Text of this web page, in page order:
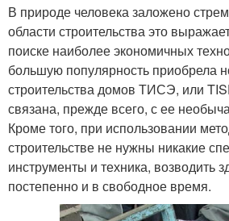
В природе человека заложено
области строительства это
поиске наиболее экономичных
большую популярность приобрела
строительства домов ТИСЭ, или
связана, прежде всего, с ее
Кроме того, при использовании
строительстве не нужны никакие
инструменты и техника, возводить
постепенно и в свободное время.